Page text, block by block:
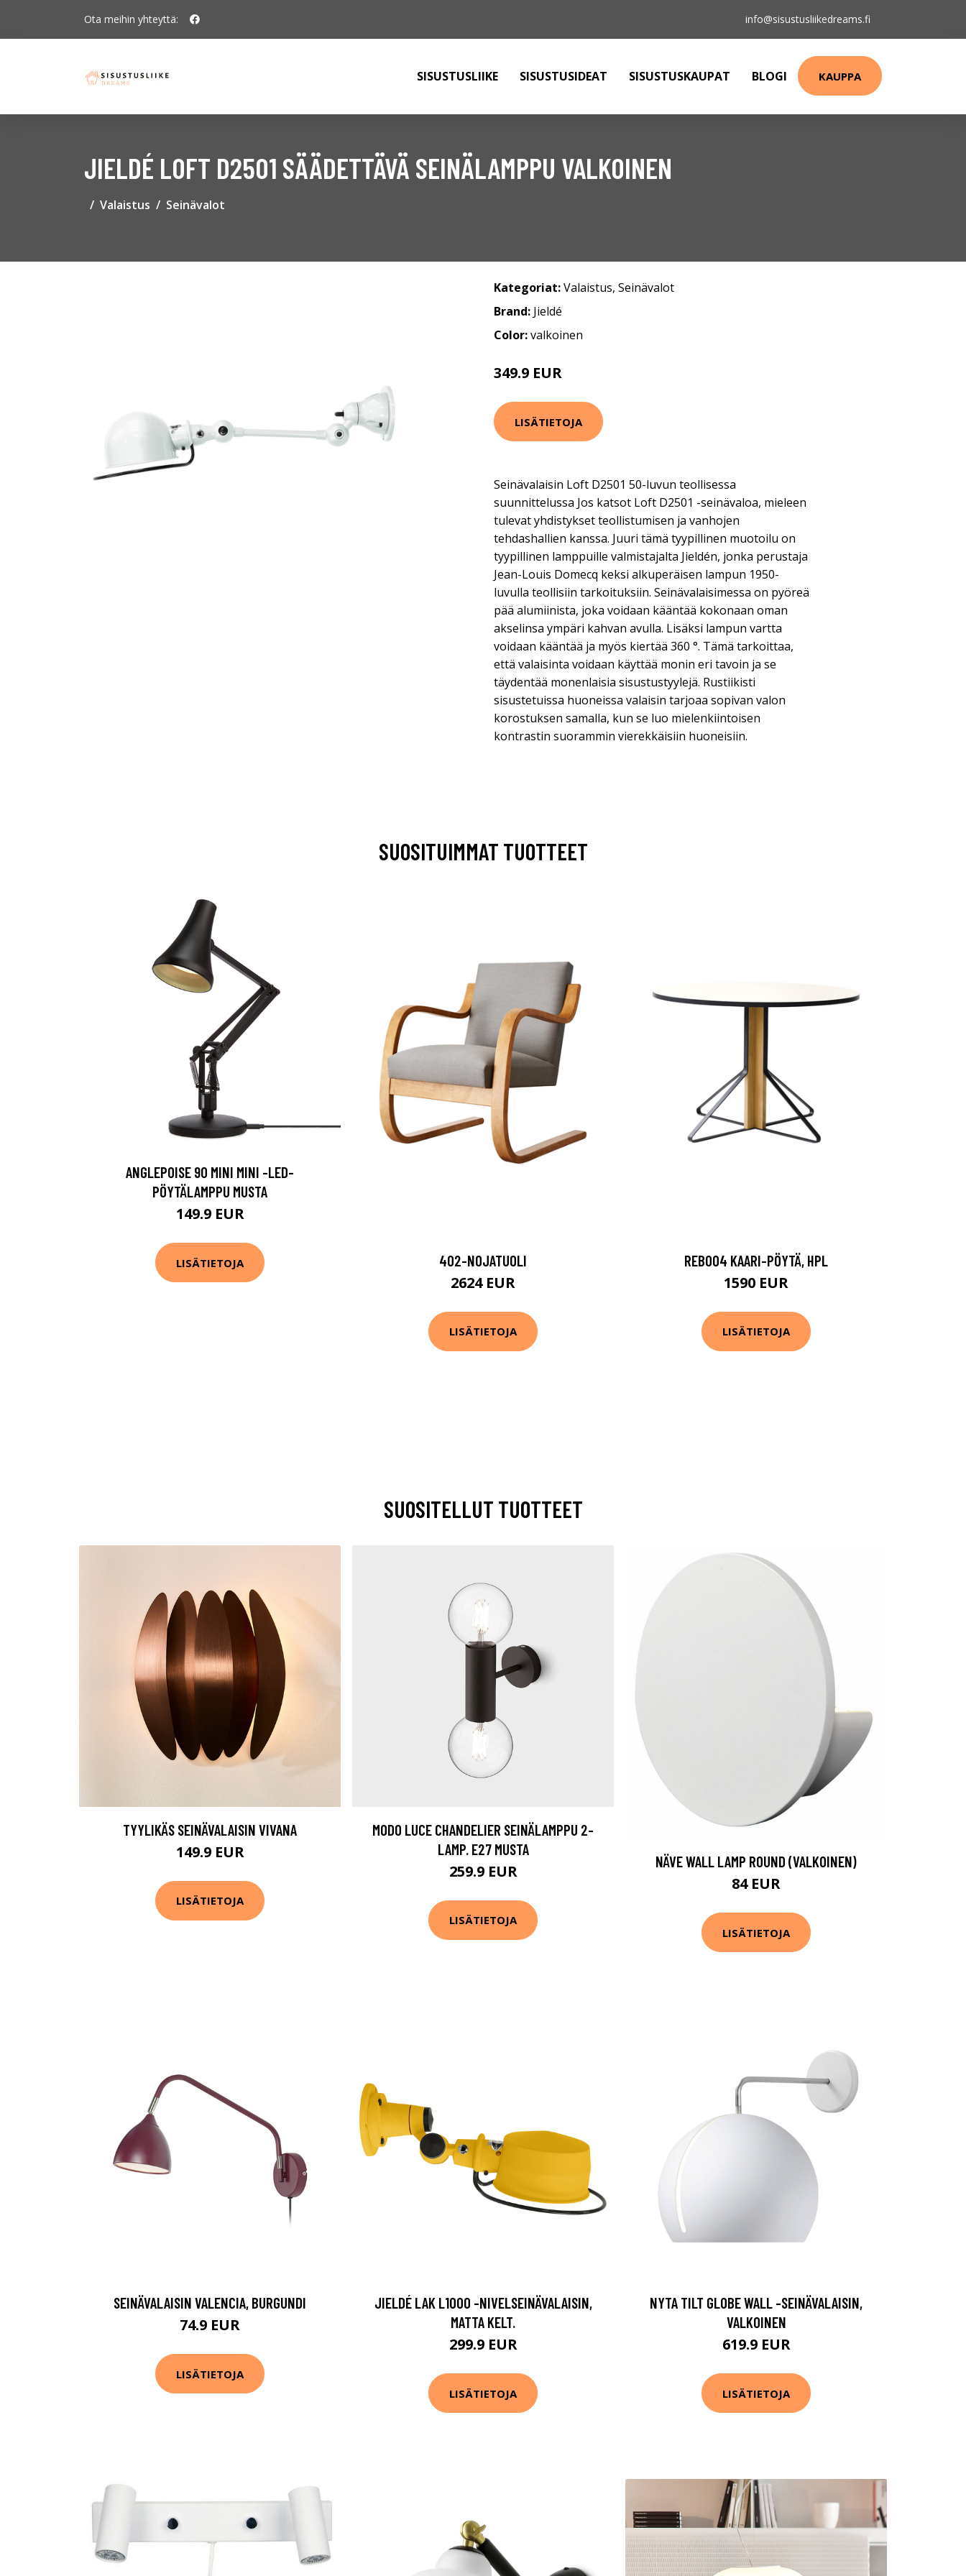
Ota meihin yhteyttä: info@sisustusliikedreams.fi
SISUSTUSLIIKE SISUSTUSIDEAT SISUSTUSKAUPAT BLOGI KAUPPA
JIELDÉ LOFT D2501 SÄÄDETTÄVÄ SEINÄLAMPPU VALKOINEN
Valaistus Seinävalot
Kategoriat:Valaistus, Seinävalot
Brand: Jieldé
Color:valkoinen
349.9 EUR
LISÄTIETOJA
Seinävalaisin Loft D2501 50-luvun teollisessa
suunnittelussa Jos katsot Loft D2501 -seinävaloa, mieleen
tulevat yhdistykset teollistumisen ja vanhojen
tehdashallien kanssa. Juuri tämä tyypillinen muotoilu on
tyypillinen lamppuille valmistajalta Jieldén, jonka perustaja
Jean-Louis Domecq keksi alkuperäisen lampun 1950-
luvulla teollisiin tarkoituksiin. Seinävalaisimessa on pyöreä
pää alumiinista, joka voidaan kääntää kokonaan oman
akselinsa ympäri kahvan avulla. Lisäksi lampun vartta
voidaan kääntää ja myös kiertää 360 °. Tämä tarkoittaa,
että valaisinta voidaan käyttää monin eri tavoin ja se
täydentää monenlaisia sisustustyylejä. Rustiikisti
sisustetuissa huoneissa valaisin tarjoaa sopivan valon
korostuksen samalla, kun se luo mielenkiintoisen
kontrastin suorammin vierekkäisiin huoneisiin.
SUOSITUIMMAT TUOTTEET
ANGLEPOISE 90 MINI MINI -LED-
PÖYTÄLAMPPU MUSTA
149.9 EUR
LISÄTIETOJA 402-NOJATUOLI
2624 EUR
LISÄTIETOJA
REB004 KAARI-PÖYTÄ, HPL
1590 EUR
LISÄTIETOJA
SUOSITELLUT TUOTTEET
TYYLIKÄS SEINÄVALAISIN VIVANA
149.9 EUR
LISÄTIETOJA
MODO LUCE CHANDELIER SEINÄLAMPPU 2-
LAMP. E27 MUSTA
259.9 EUR
LISÄTIETOJA
NÄVE WALL LAMP ROUND (VALKOINEN)
84 EUR
LISÄTIETOJA
SEINÄVALAISIN VALENCIA, BURGUNDI
74.9 EUR
LISÄTIETOJA
JIELDÉ LAK L1000 -NIVELSEINÄVALAISIN,
MATTA KELT.
299.9 EUR
LISÄTIETOJA
NYTA TILT GLOBE WALL -SEINÄVALAISIN,
VALKOINEN
619.9 EUR
LISÄTIETOJA